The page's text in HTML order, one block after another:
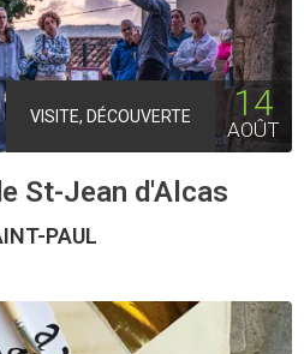
VISITE, DÉCOUVERTE 14
AOÛT
St-Jean d'Alcas
PAUL